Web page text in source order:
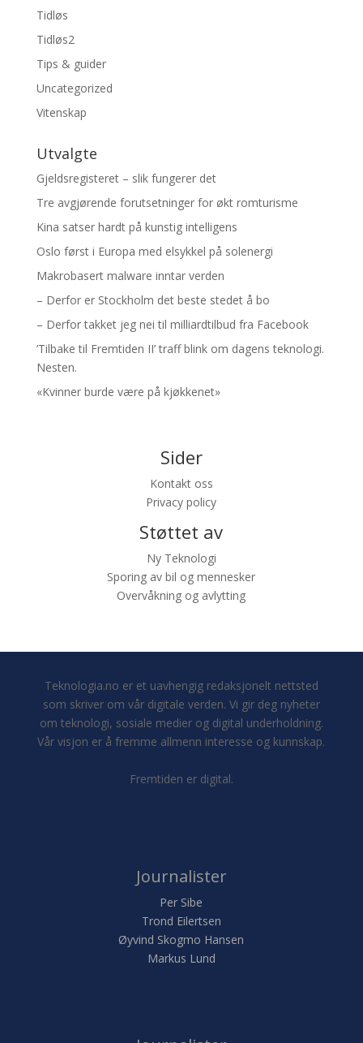
Tidløs
Tidløs2
Tips & guider
Uncategorized
Vitenskap
Utvalgte
Gjeldsregisteret – slik fungerer det
Tre avgjørende forutsetninger for økt romturisme
Kina satser hardt på kunstig intelligens
Oslo først i Europa med elsykkel på solenergi
Makrobasert malware inntar verden
– Derfor er Stockholm det beste stedet å bo
– Derfor takket jeg nei til milliardtilbud fra Facebook
’Tilbake til Fremtiden II’ traff blink om dagens teknologi.
Nesten.
«Kvinner burde være på kjøkkenet»
Sider
Kontakt oss
Privacy policy
Støttet av
Ny Teknologi
Sporing av bil og mennesker
Overvåkning og avlytting
Teknologia.no er et uavhengig redaksjonelt nettsted
som skriver om vår digitale verden. Vi gir deg nyheter
om teknologi, sosiale medier og digital underholdning.
Vår visjon er å fremme allmenn interesse og kunnskap.
Fremtiden er digital.
Journalister
Per Sibe
Trond Eilertsen
Øyvind Skogmo Hansen
Markus Lund